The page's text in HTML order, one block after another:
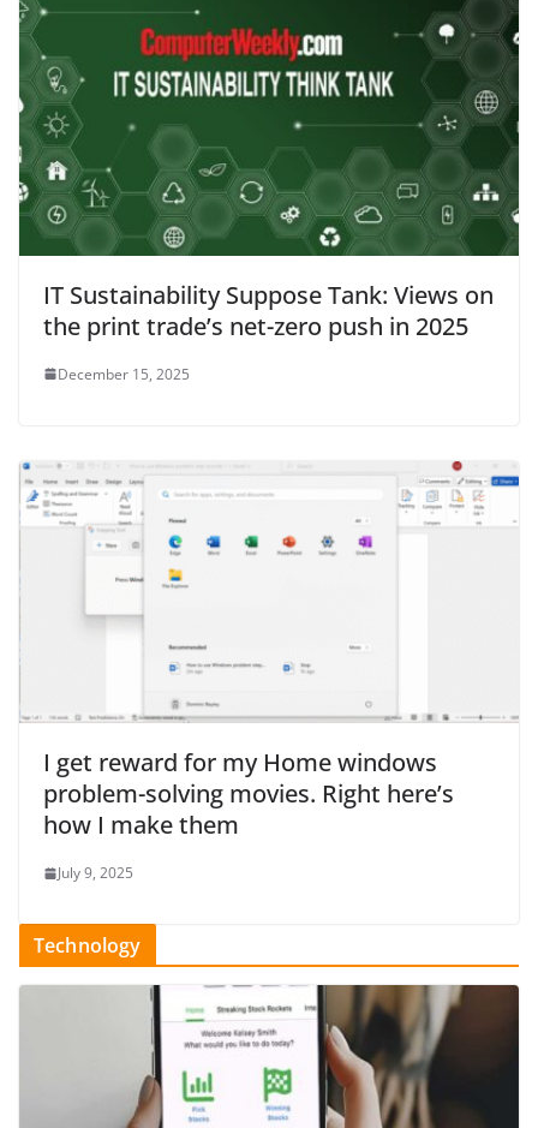
IT Sustainability Suppose Tank: Views on
the print trade’s net-zero push in 2025
December 15, 2025
I get reward for my Home windows
problem-solving movies. Right here’s
how I make them
July 9, 2025
Technology